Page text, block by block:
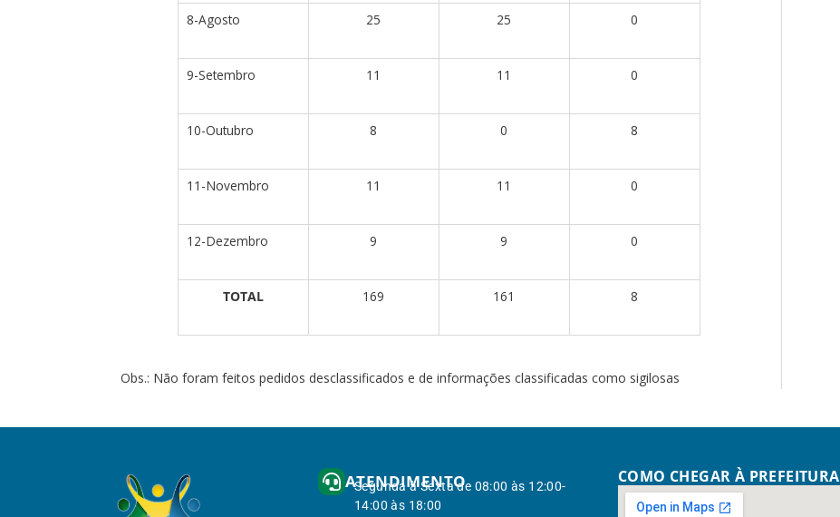
8-Agosto 25 25 0
9-Setembro 11 11 0
10-Outubro 8 0 8
11-Novembro 11 11 0
12-Dezembro 9 9 0
TOTAL 169 161 8
Obs.: Não foram feitos pedidos desclassificados e de informações classificadas como sigilosas
ATENDIMENTO
Segunda à Sexta de 08:00 às 12:00-
14:00 às 18:00
COMO CHEGAR À PREFEITURA